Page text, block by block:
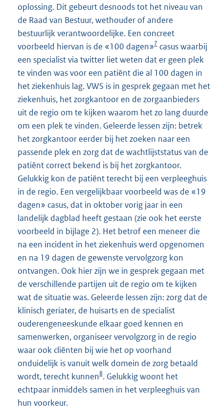
oplossing. Dit gebeurt desnoods tot het niveau van
de Raad van Bestuur, wethouder of andere
bestuurlijk verantwoordelijke. Een concreet
voorbeeld hiervan is de «100 dagen»7 casus waarbij
een specialist via twitter liet weten dat er geen plek
te vinden was voor een patiënt die al 100 dagen in
het ziekenhuis lag. VWS is in gesprek gegaan met het
ziekenhuis, het zorgkantoor en de zorgaanbieders
uit de regio om te kijken waarom het zo lang duurde
om een plek te vinden. Geleerde lessen zijn: betrek
het zorgkantoor eerder bij het zoeken naar een
passende plek en zorg dat de wachtlijststatus van de
patiënt correct bekend is bij het zorgkantoor.
Gelukkig kon de patiënt terecht bij een verpleeghuis
in de regio. Een vergelijkbaar voorbeeld was de «19
dagen» casus, dat in oktober vorig jaar in een
landelijk dagblad heeft gestaan (zie ook het eerste
voorbeeld in bijlage 2). Het betrof een meneer die
na een incident in het ziekenhuis werd opgenomen
en na 19 dagen de gewenste vervolgzorg kon
ontvangen. Ook hier zijn we in gesprek gegaan met
de verschillende partijen uit de regio om te kijken
wat de situatie was. Geleerde lessen zijn: zorg dat de
klinisch geriater, de huisarts en de specialist
ouderengeneeskunde elkaar goed kennen en
samenwerken, organiseer vervolgzorg in de regio
waar ook cliënten bij wie het op voorhand
onduidelijk is vanuit welk domein de zorg betaald
wordt, terecht kunnen8. Gelukkig woont het
echtpaar inmiddels samen in het verpleeghuis van
hun voorkeur.